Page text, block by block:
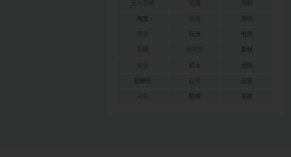
流量 涨粉
淘宝 源码
玩法 电商
直播 素材
脚本 虚拟
视频号 运营
阳叔 零撸